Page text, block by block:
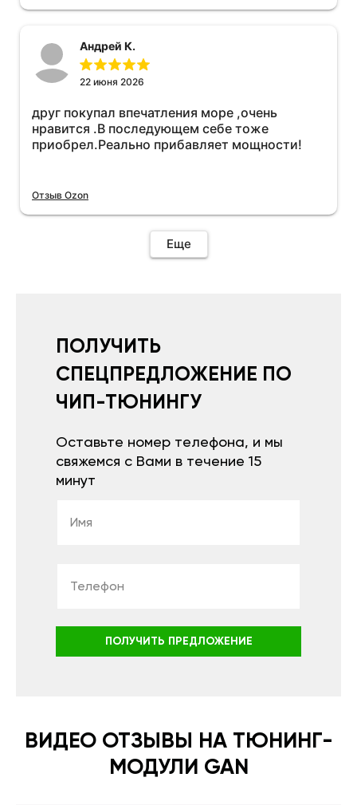
всё установилось по работе устройства
дополню позже ещё не проехал 120
км.Дополняю после пробега 120 км
более энергичный расход не
увеличился.Всем рекомендую к покупке.
Андрей К.
22 июня 2026
друг покупал впечатления море ,очень
нравится .В последующем себе тоже
приобрел.Реально прибавляет мощности!
Отзыв Ozon
Еще
ПОЛУЧИТЬ
СПЕЦПРЕДЛОЖЕНИЕ ПО
ЧИП-ТЮНИНГУ
Оставьте номер телефона, и мы
свяжемся с Вами в течение 15
минут
ПОЛУЧИТЬ ПРЕДЛОЖЕНИЕ
ВИДЕО ОТЗЫВЫ НА ТЮНИНГ-
МОДУЛИ GAN